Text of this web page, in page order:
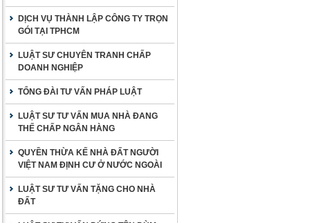
DỊCH VỤ THÀNH LẬP CÔNG TY TRỌN
GÓI TẠI TPHCM
LUẬT SƯ CHUYÊN TRANH CHẤP
DOANH NGHIỆP
TỔNG ĐÀI TƯ VẤN PHÁP LUẬT
LUẬT SƯ TƯ VẤN MUA NHÀ ĐANG
THẾ CHẤP NGÂN HÀNG
QUYỀN THỪA KẾ NHÀ ĐẤT NGƯỜI
VIỆT NAM ĐỊNH CƯ Ở NƯỚC NGOÀI
LUẬT SƯ TƯ VẤN TẶNG CHO NHÀ
ĐẤT